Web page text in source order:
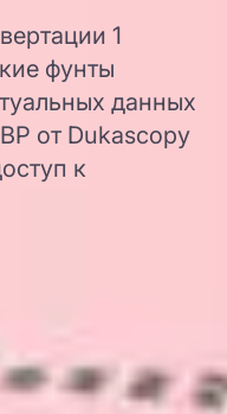
1
фунты
данных
от Dukascopy
к